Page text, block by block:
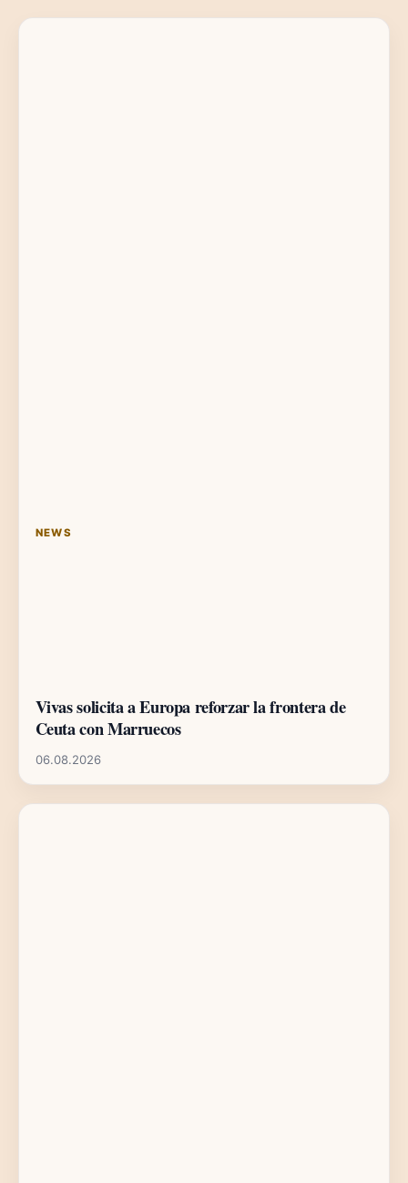
NEWS
Vivas solicita a Europa reforzar la frontera de
Ceuta con Marruecos
06.08.2026